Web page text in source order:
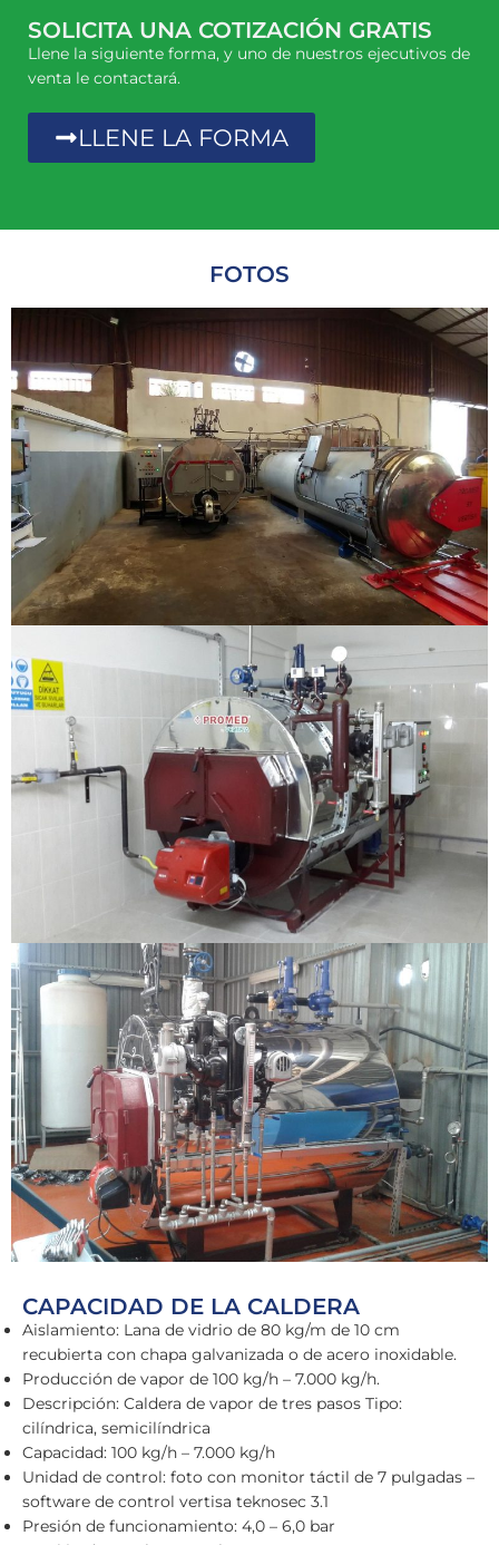
SOLICITA UNA COTIZACIÓN GRATIS
Llene la siguiente forma, y uno de nuestros ejecutivos de
venta le contactará.
LLENE LA FORMA
FOTOS
CAPACIDAD DE LA CALDERA
Aislamiento: Lana de vidrio de 80 kg/m de 10 cm
recubierta con chapa galvanizada o de acero inoxidable.
Producción de vapor de 100 kg/h – 7.000 kg/h.
Descripción: Caldera de vapor de tres pasos Tipo:
cilíndrica, semicilíndrica
Capacidad: 100 kg/h – 7.000 kg/h
Unidad de control: foto con monitor táctil de 7 pulgadas –
software de control vertisa teknosec 3.1
Presión de funcionamiento: 4,0 – 6,0 bar